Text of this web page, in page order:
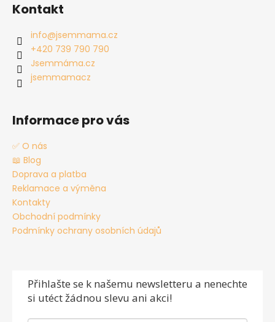
Kontakt
info@jsemmama.cz
+420 739 790 790
Jsemmáma.cz
jsemmamacz
Informace pro vás
✅ O nás
📖 Blog
Doprava a platba
Reklamace a výměna
Kontakty
Obchodní podmínky
Podmínky ochrany osobních údajů
Přihlašte se k našemu newsletteru a nenechte
si utéct žádnou slevu ani akci!